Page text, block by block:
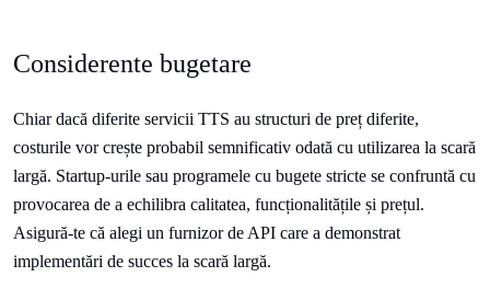
Considerente bugetare
Chiar dacă diferite servicii TTS au structuri de preț diferite,
costurile vor crește probabil semnificativ odată cu utilizarea la scară
largă. Startup-urile sau programele cu bugete stricte se confruntă cu
provocarea de a echilibra calitatea, funcționalitățile și prețul.
Asigură-te că alegi un furnizor de API care a demonstrat
implementări de succes la scară largă.